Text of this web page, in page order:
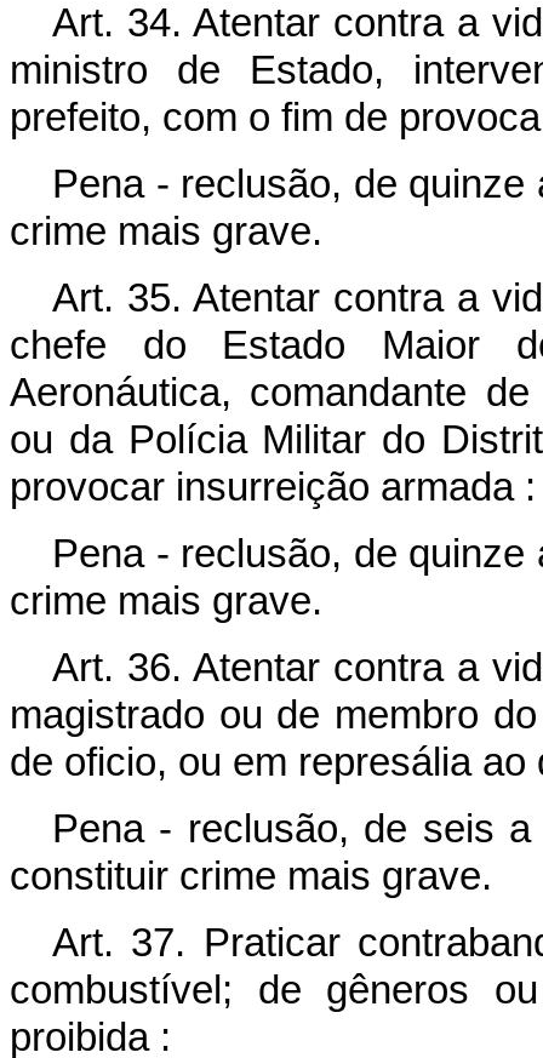
Art. 34. Atentar contra a
ministro de Estado,
prefeito, com o fim de
Pena - reclusão, de
crime mais grave.
Art. 35. Atentar contra a
chefe do Estado Maior
Aeronáutica, comandante
ou da Polícia Militar do
provocar insurreição armada :
Pena - reclusão, de
crime mais grave.
Art. 36. Atentar contra a
magistrado ou de membro
de oficio, ou em represália
Pena - reclusão, de seis
constituir crime mais grave.
Art. 37. Praticar
combustível; de gêneros
proibida :